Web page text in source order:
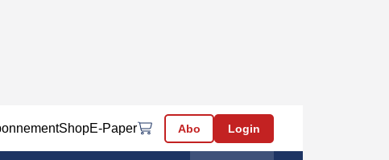
ShopE-Paper Abo Login